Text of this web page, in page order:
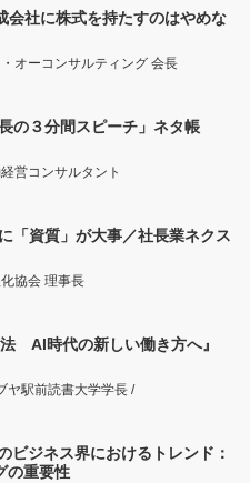
社に株式を持たすのはやめな
オーコンサルティング 会長
の３分間スピーチ」ネタ帳
営コンサルタント
「資質」が大事／社長業ネクス
協会 理事長
AI時代の新しい働き方へ』
ヤ駅前読書大学学長 /
ビジネス界におけるトレンド：
の重要性